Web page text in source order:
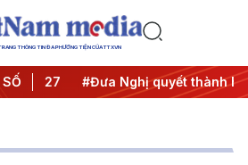
THÔNG TIN ĐA PHƯƠNG TIỆN CỦA TTXVN
2027 #Đưa Nghị quyết thành